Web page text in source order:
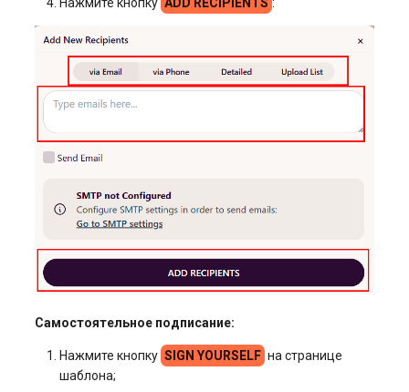
Самостоятельное подписание:
Нажмите кнопку SIGN YOURSELF на странице
шаблона;